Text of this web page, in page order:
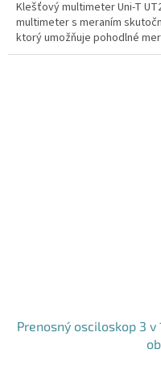
Klešťový multimeter Uni-T
multimeter s meraním
ktorý umožňuje pohodlné
Prenosný osciloskop 3 v